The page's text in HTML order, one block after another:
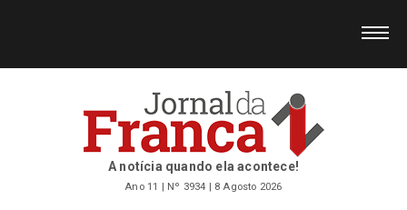
A notícia quando ela acontece!
Ano 11 | Nº 3934 | 8 Agosto 2026